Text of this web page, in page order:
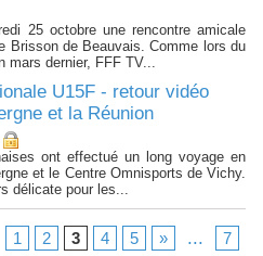
25 octobre une rencontre amicale
Brisson de Beauvais. Comme lors du
mars dernier, FFF TV...
U15F - retour vidéo
et la Réunion
ont effectué un long voyage en
et le Centre Omnisports de Vichy.
délicate pour les...
1 2 3 4 5 » ... 7